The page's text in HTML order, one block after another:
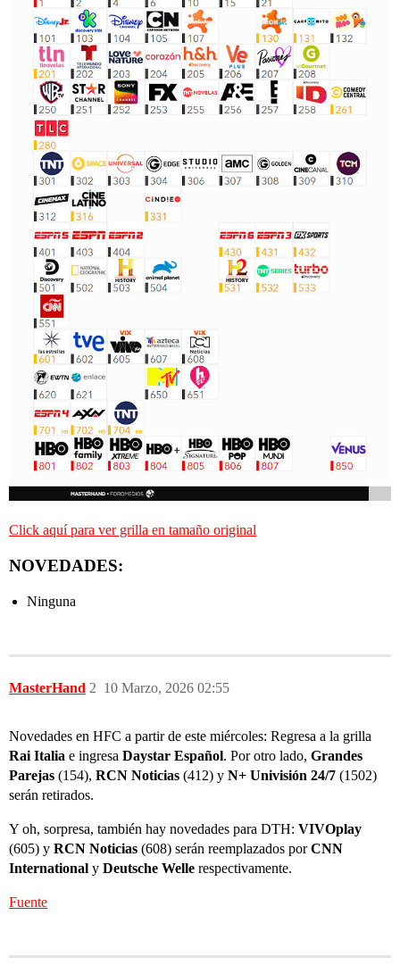
Click aquí para ver grilla en tamaño original
NOVEDADES:
Ninguna
MasterHand 10 Marzo, 2026 02:55
2
Novedades en HFC a partir de este miércoles: Regresa a la grilla
Rai Italia e ingresa Daystar Español. Por otro lado, Grandes
Parejas (154), RCN Noticias (412) y N+ Univisión 24/7 (1502)
serán retirados.
Y oh, sorpresa, también hay novedades para DTH: VIVOplay
(605) y RCN Noticias (608) serán reemplazados porCNN
International y Deutsche Welle respectivamente.
Fuente